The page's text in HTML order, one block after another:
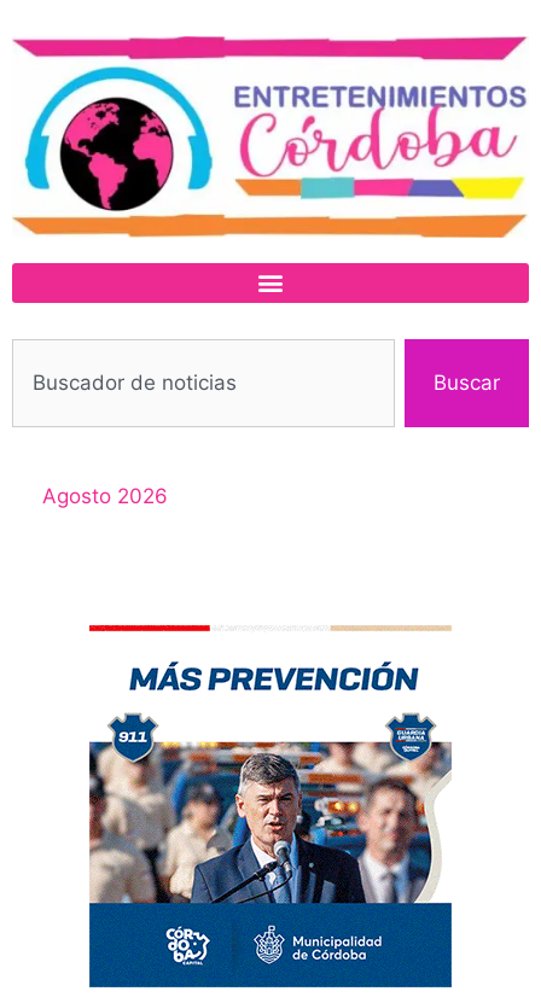
Buscar
Agosto 2026